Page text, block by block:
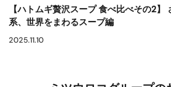
【ハトムギ贅沢スープ 食べ比べその2】
系、世界をまわるスープ編
2025.11.10